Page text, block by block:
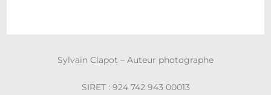
Sylvain Clapot – Auteur photographe
SIRET : 924 742 943 00013